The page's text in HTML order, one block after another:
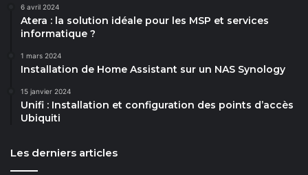
6 avril 2024
Atera : la solution idéale pour les MSP et services
informatique ?
1 mars 2024
Installation de Home Assistant sur un NAS Synology
15 janvier 2024
Unifi : Installation et configuration des points d’accès
Ubiquiti
Les derniers articles